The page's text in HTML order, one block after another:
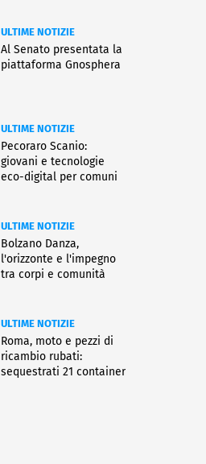
ULTIME NOTIZIE
Al Senato presentata la
piattaforma Gnosphera
ULTIME NOTIZIE
Pecoraro Scanio:
giovani e tecnologie
eco-digital per comuni
ULTIME NOTIZIE
Bolzano Danza,
l'orizzonte e l'impegno
tra corpi e comunità
ULTIME NOTIZIE
Roma, moto e pezzi di
ricambio rubati:
sequestrati 21 container